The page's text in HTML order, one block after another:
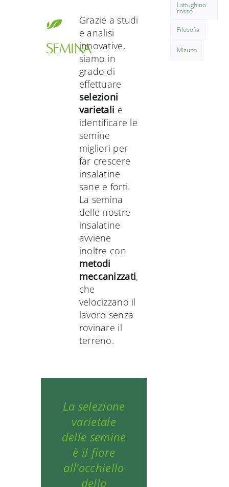
SEMINA
Grazie a studi
e analisi
innovative,
siamo in
grado di
effettuare
selezioni
varietali e
identificare le
semine
migliori per
far crescere
insalatine
sane e forti.
La semina
delle nostre
insalatine
avviene
inoltre con
metodi
meccanizzati,
che
velocizzano il
lavoro senza
rovinare il
terreno.
La selezione
varietale
delle semine
è il fiore
all’occhiello
della
Lattughino
rosso
Filosofia
Mizuna